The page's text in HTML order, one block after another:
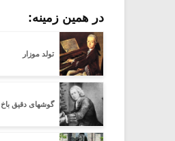
در همین زمینه:
تولد موزار
گوشهای دقیق باخ